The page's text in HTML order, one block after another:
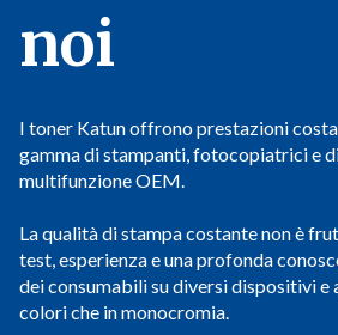
noi
I toner Katun offrono prestazioni
gamma di stampanti, fotocopiatrici e
multifunzione OEM.
La qualità di stampa costante non è
test, esperienza e una profonda
dei consumabili su diversi dispositivi e
colori che in monocromia.